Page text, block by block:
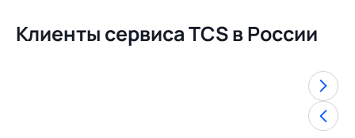
Клиенты сервиса TCS в России